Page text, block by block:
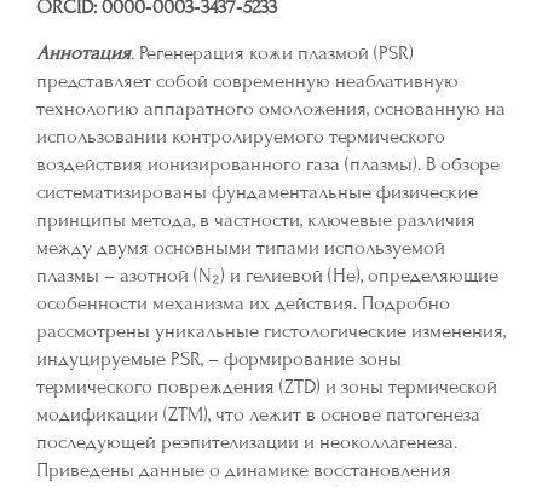
ORCID: 0000‑0003‑3437‑5233
Аннотация. Регенерация кожи плазмой (PSR)
представляет собой современную неаблативную
технологию аппаратного омоложения, основанную на
использовании контролируемого термического
воздействия ионизированного газа (плазмы). В обзоре
систематизированы фундаментальные физические
принципы метода, в частности, ключевые различия
между двумя основными типами используемой
плазмы – азотной (N₂) и гелиевой (He), определяющие
особенности механизма их действия. Подробно
рассмотрены уникальные гистологические изменения,
индуцируемые PSR, – формирование зоны
термического повреждения (ZTD) и зоны термической
модификации (ZTM), что лежит в основе патогенеза
последующей реэпителизации и неоколлагенеза.
Приведены данные о динамике восстановления